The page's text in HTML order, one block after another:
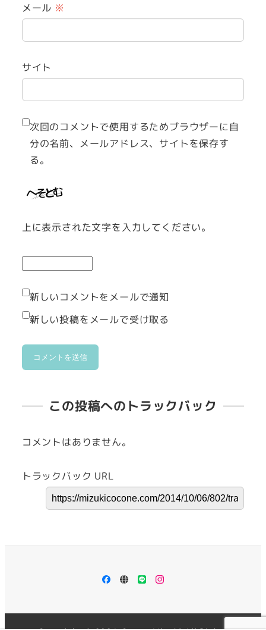
メール ※
サイト
次回のコメントで使用するためブラウザーに自
分の名前、メールアドレス、サイトを保存す
る。
上に表示された文字を入力してください。
新しいコメントをメールで通知
新しい投稿をメールで受け取る
この投稿へのトラックバック
コメントはありません。
トラックバック URL
facebook
ameblo
LINEInstagram